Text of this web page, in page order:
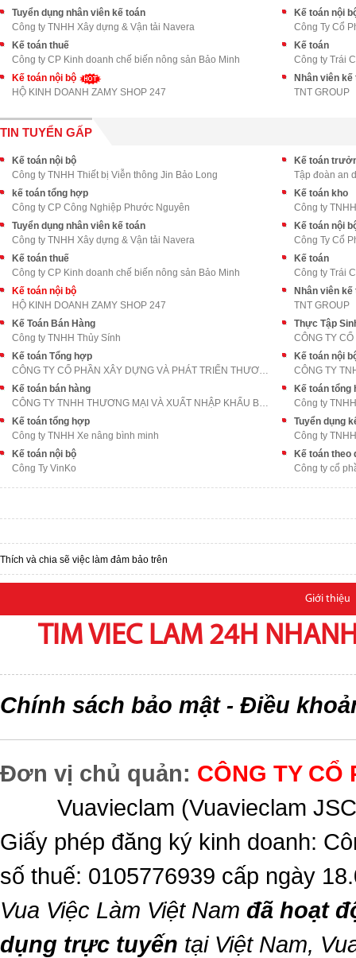
Tuyển dụng nhân viên kế toán
Công ty TNHH Xây dựng & Vận tải Navera
Kế toán nội
Công Ty Cổ
Kế toán thuế
Công ty CP Kinh doanh chế biến nông sản Bảo Minh
Kế toán
Công ty Trái
Kế toán nội bộ
HỘ KINH DOANH ZAMY SHOP 247
Nhân viên kế
TNT GROUP
TIN TUYỂN GẤP
Kế toán nội bộ
Công ty TNHH Thiết bị Viễn thông Jin Bảo Long
Kế toán
Tập đoàn an
kế toán tổng hợp
Công ty CP Công Nghiệp Phước Nguyên
Kế toán kho
Công ty
Tuyển dụng nhân viên kế toán
Công ty TNHH Xây dựng & Vận tải Navera
Kế toán nội
Công Ty Cổ
Kế toán thuế
Công ty CP Kinh doanh chế biến nông sản Bảo Minh
Kế toán
Công ty Trái
Kế toán nội bộ
HỘ KINH DOANH ZAMY SHOP 247
Nhân viên kế
TNT GROUP
Kế Toán Bán Hàng
Công ty TNHH Thủy Sính
Thực Tập
Kế toán Tổng hợp
CÔNG TY CỔ PHẦN XÂY DỰNG VÀ PHÁT TRIỂN THƯƠNG MẠI
Kế toán nội
Kế toán bán hàng
CÔNG TY TNHH THƯƠNG MẠI VÀ XUẤT NHẬP KHẨU BÁCH THẮ
Kế toán tổng
Công ty
Kế toán tổng hợp
Công ty TNHH Xe nâng bình minh
Tuyển dụng
Công ty
Kế toán nội bộ
Công Ty VinKo
Kế toán theo
Công ty cổ
Thích và chia sẽ việc làm đảm bảo trên
Giới thiệu
TIM VIEC LAM 24H
Chính sách bảo mật- Điều
Đơn vị chủ quản: CÔNG TY CỔ
Vuavieclam (Vuavieclam
Giấy phép đăng ký kinh doanh:
số thuế: 0105776939 cấp ngày
Vua Việc Làm Việt Nam đã hoạt
dụng trực tuyến tại Việt Nam,